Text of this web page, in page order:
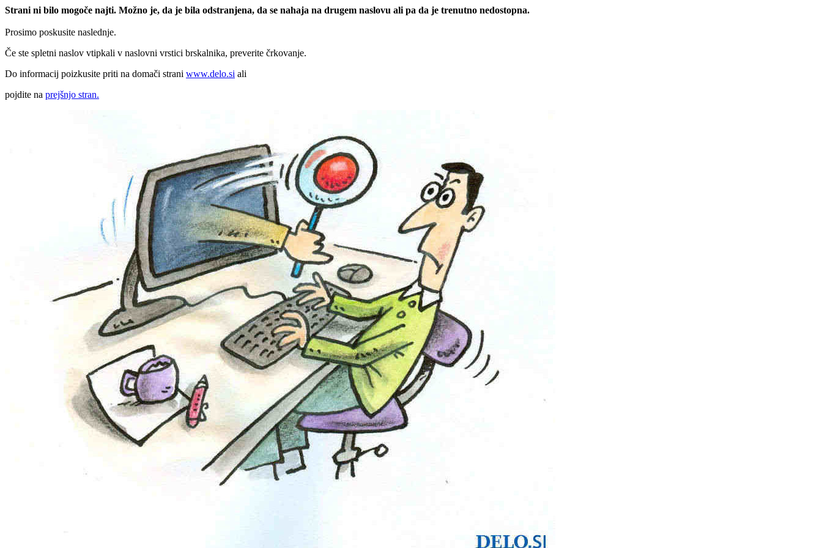
Strani ni bilo mogoče najti. Možno je, da je bila odstranjena, da se nahaja na drugem naslovu ali pa da je trenutno nedostopna.
Prosimo poskusite naslednje.
Če ste spletni naslov vtipkali v naslovni vrstici brskalnika, preverite črkovanje.
Do informacij poizkusite priti na domači strani www.delo.si ali
pojdite na prejšnjo stran.